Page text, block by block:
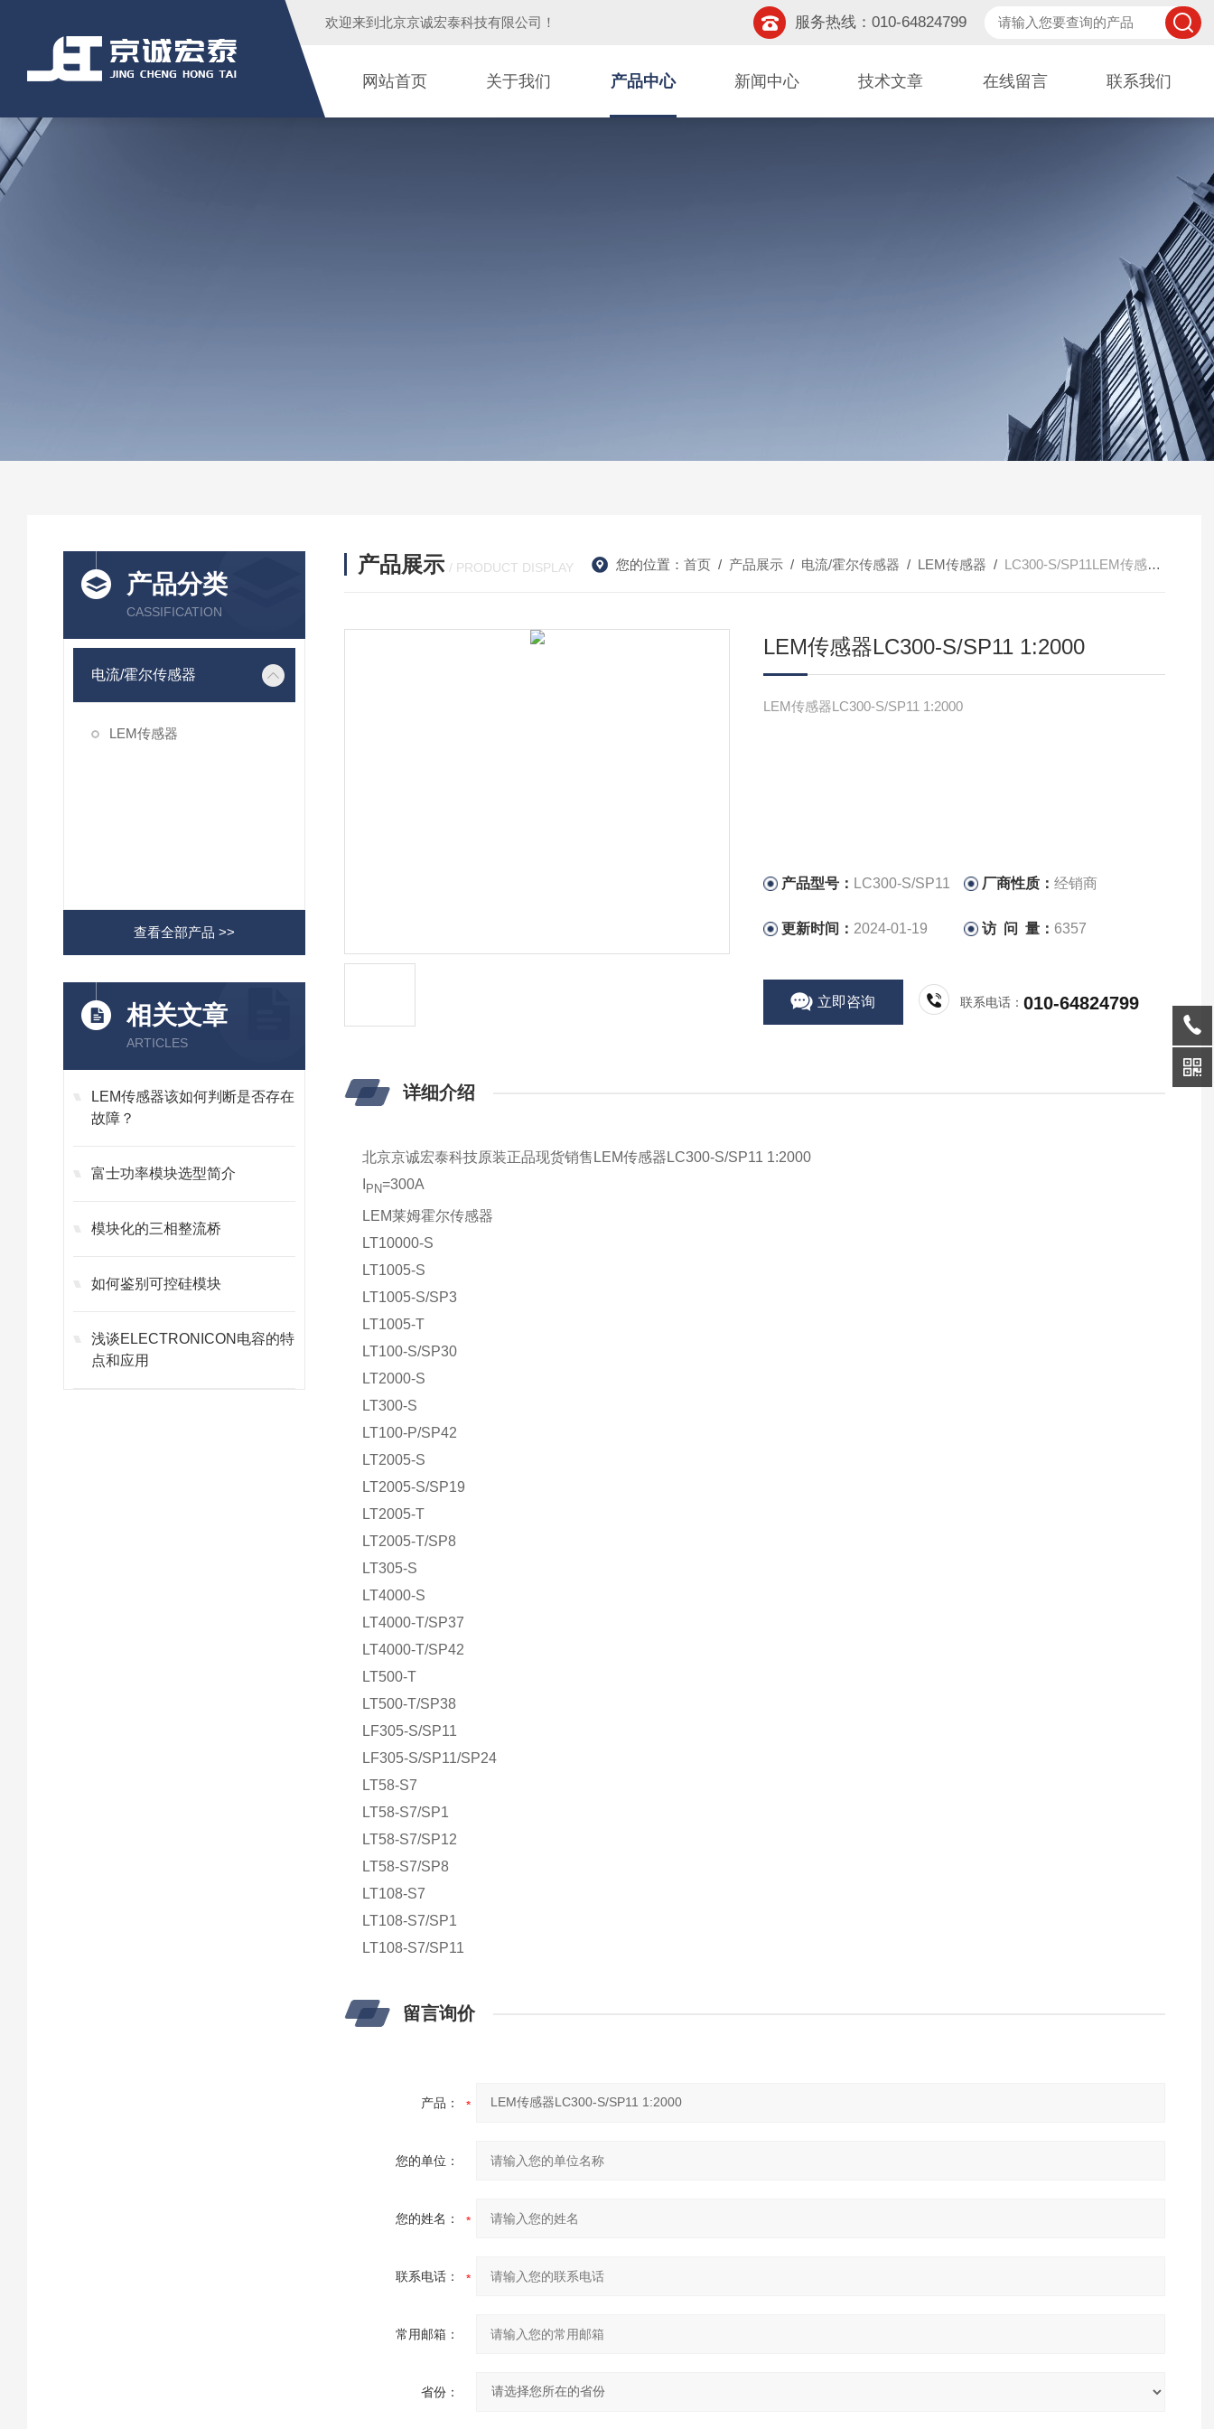
欢迎来到 北京京诚宏泰科技有限公司 ！ 服务热线：010-64824799
网站首页 关于我们 产品中心 新闻中心 技术文章 在线留言 联系我们
产品分类
CASSIFICATION
电流/霍尔传感器
LEM传感器
查看全部产品 >>
相关文章
ARTICLES
LEM传感器该如何判断是否存在
故障？
富士功率模块选型简介
模块化的三相整流桥
如何鉴别可控硅模块
浅谈ELECTRONICON电容的特
点和应用
产品展示 / PRODUCT DISPLAY 您的位置： 首页/ 产品展示/ 电流/霍尔传感器 / LEM传感器 / LC300-S/SP11LEM传感器LC300-S/SP11 1:2000
LEM传感器LC300-S/SP11 1:2000
LEM传感器LC300-S/SP11 1:2000
产品型号： LC300-S/SP11 厂商性质：经销商
更新时间： 2024-01-19 访 问 量： 6357
立即咨询 联系电话：010-64824799
详细介绍
北京京诚宏泰科技原装正品现货销售 LEM传感器 LC300-S/SP11 1:2000
PN=300A
LEM莱姆霍尔传感器
LT10000-S
LT1005-S
LT1005-S/SP3
LT1005-T
LT100-S/SP30
LT2000-S
LT300-S
LT100-P/SP42
LT2005-S
LT2005-S/SP19
LT2005-T
LT2005-T/SP8
LT305-S
LT4000-S
LT4000-T/SP37
LT4000-T/SP42
LT500-T
LT500-T/SP38
LF305-S/SP11
LF305-S/SP11/SP24
LT58-S7
LT58-S7/SP1
LT58-S7/SP12
LT58-S7/SP8
LT108-S7
LT108-S7/SP1
LT108-S7/SP11
留言询价
产品：
您的单位：
您的姓名：
联系电话：
常用邮箱：
省份：